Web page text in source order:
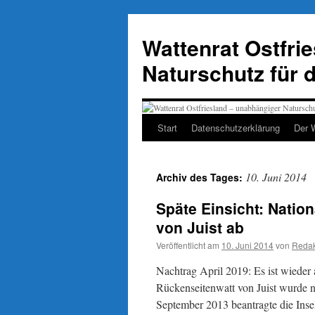
springen
Wattenrat
Naturschutz für
Start Datenschutzerklärung Der
Archiv des Tages: 10. Juni 2014
Späte Einsicht:
von Juist ab
Veröffentlicht am 10. Juni 2014von
Nachtrag April 2019: Es ist wieder
Rückenseitenwatt von Juist wurde
September 2013 beantragte die